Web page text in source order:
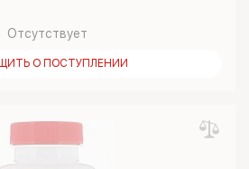
Отсутствует
О ПОСТУПЛЕНИИ